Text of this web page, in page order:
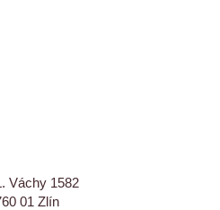
Váchy 1582
01 Zlín